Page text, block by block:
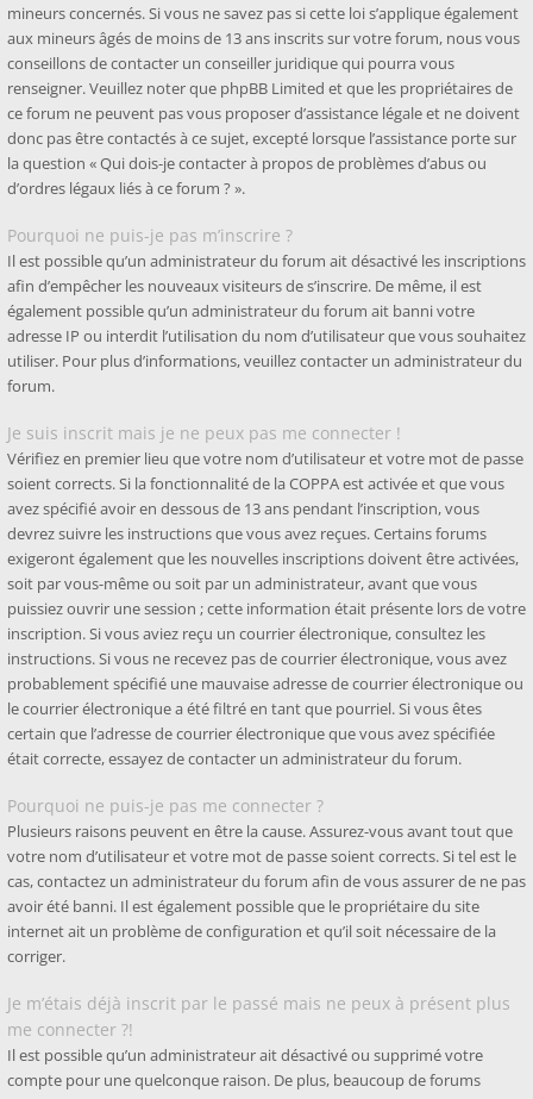
mineurs concernés. Si vous ne savez pas si cette loi s’applique également
aux mineurs âgés de moins de 13 ans inscrits sur votre forum, nous vous
conseillons de contacter un conseiller juridique qui pourra vous
renseigner. Veuillez noter que phpBB Limited et que les propriétaires de
ce forum ne peuvent pas vous proposer d’assistance légale et ne doivent
donc pas être contactés à ce sujet, excepté lorsque l’assistance porte sur
la question « Qui dois-je contacter à propos de problèmes d’abus ou
d’ordres légaux liés à ce forum ? ».
Pourquoi ne puis-je pas m’inscrire ?
Il est possible qu’un administrateur du forum ait désactivé les inscriptions
afin d’empêcher les nouveaux visiteurs de s’inscrire. De même, il est
également possible qu’un administrateur du forum ait banni votre
adresse IP ou interdit l’utilisation du nom d’utilisateur que vous souhaitez
utiliser. Pour plus d’informations, veuillez contacter un administrateur du
forum.
Je suis inscrit mais je ne peux pas me connecter !
Vérifiez en premier lieu que votre nom d’utilisateur et votre mot de passe
soient corrects. Si la fonctionnalité de la COPPA est activée et que vous
avez spécifié avoir en dessous de 13 ans pendant l’inscription, vous
devrez suivre les instructions que vous avez reçues. Certains forums
exigeront également que les nouvelles inscriptions doivent être activées,
soit par vous-même ou soit par un administrateur, avant que vous
puissiez ouvrir une session ; cette information était présente lors de votre
inscription. Si vous aviez reçu un courrier électronique, consultez les
instructions. Si vous ne recevez pas de courrier électronique, vous avez
probablement spécifié une mauvaise adresse de courrier électronique ou
le courrier électronique a été filtré en tant que pourriel. Si vous êtes
certain que l’adresse de courrier électronique que vous avez spécifiée
était correcte, essayez de contacter un administrateur du forum.
Pourquoi ne puis-je pas me connecter ?
Plusieurs raisons peuvent en être la cause. Assurez-vous avant tout que
votre nom d’utilisateur et votre mot de passe soient corrects. Si tel est le
cas, contactez un administrateur du forum afin de vous assurer de ne pas
avoir été banni. Il est également possible que le propriétaire du site
internet ait un problème de configuration et qu’il soit nécessaire de la
corriger.
Je m’étais déjà inscrit par le passé mais ne peux à présent plus
me connecter ?!
Il est possible qu’un administrateur ait désactivé ou supprimé votre
compte pour une quelconque raison. De plus, beaucoup de forums